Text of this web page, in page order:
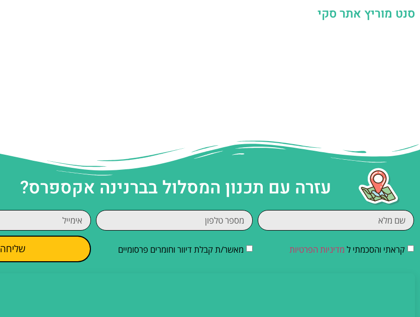
סנט מוריץ אתר סקי
עזרה עם תכנון המסלול בברנינה אקספרס?
קראתי והסכמתי ל מדיניות הפרטיות מאשר/ת קבלת דיוור וחומרים פרסומיים שליחה